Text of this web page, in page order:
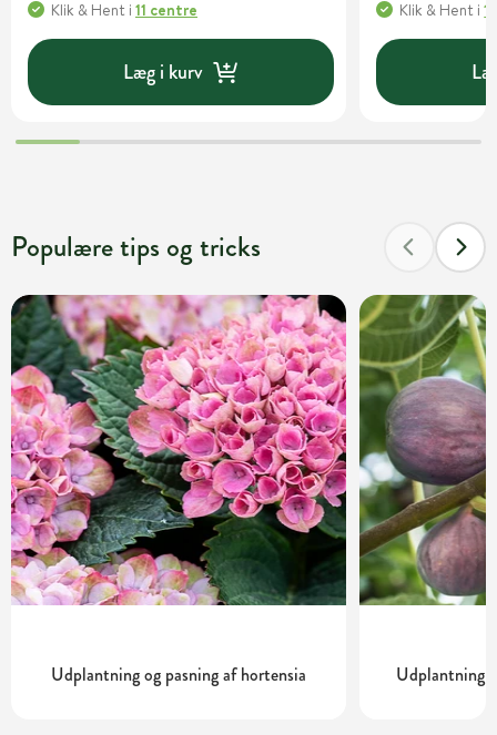
Klik & Hent i 11 centre
Læg i kurv
Klik & Hent i
Populære tips og tricks
Udplantning og pasning af hortensia Udplantning